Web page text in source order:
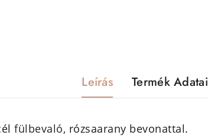
Leírás Termék Adatai
fülbevaló, rózsaarany bevonattal.